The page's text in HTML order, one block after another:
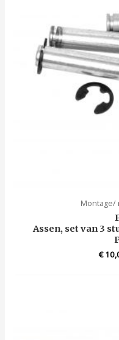
Montage/
Assen, set van 3
€